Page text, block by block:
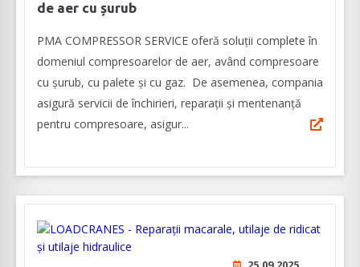
de aer cu șurub
PMA COMPRESSOR SERVICE oferă soluții complete în
domeniul compresoarelor de aer, având compresoare
cu șurub, cu palete și cu gaz. De asemenea, compania
asigură servicii de închirieri, reparații și mentenanță
pentru compresoare, asigur...